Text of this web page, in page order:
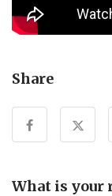
Share
What is your